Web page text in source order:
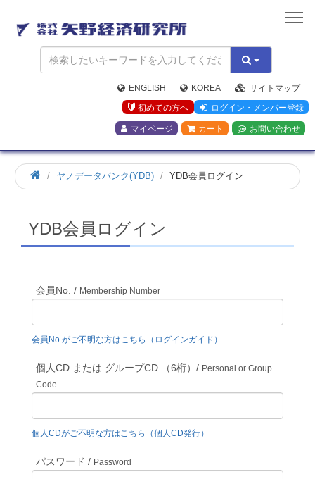
矢
野
経
済
研
究
所
ENGLISH KOREA
サイトマップ
初めての方へ
ログイン・メンバー登録
マイページ カート お問い合わせ
ホ
ー
ヤノデータバンク(YDB) YDB会員ログイン
YDB会員ログイン
会員No. / Membership Number
会員No.がご不明な方はこちら（ログインガイド）
個人CD または グループCD （6桁）/ Personal or Group
Code
個人CDがご不明な方はこちら（個人CD発行）
パスワード / Password